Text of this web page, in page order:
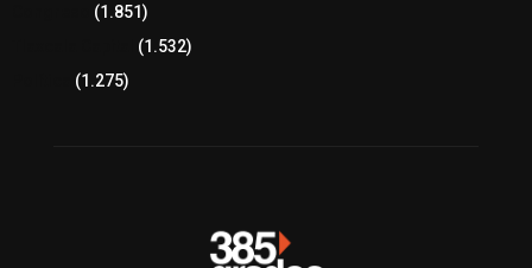
(1.851)
(1.532)
(1.275)